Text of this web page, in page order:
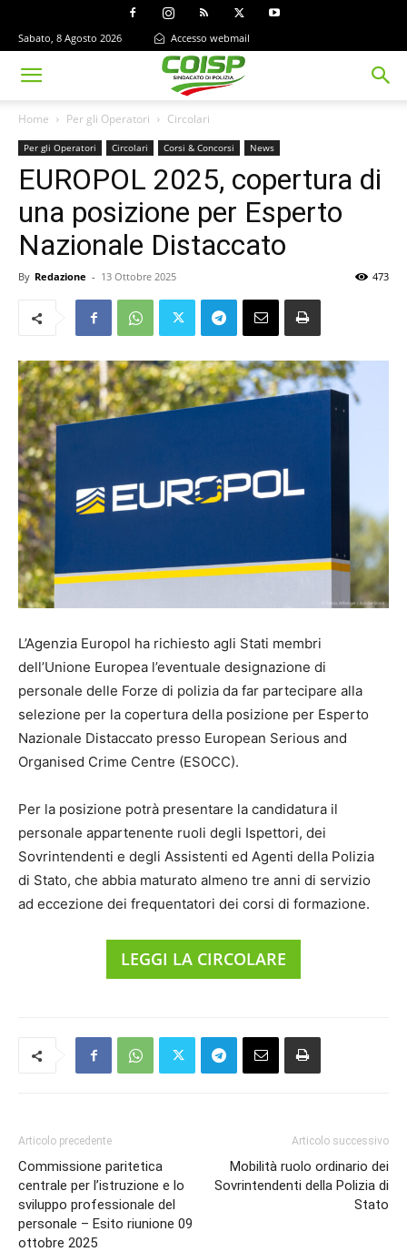
Sabato, 8 Agosto 2026 Accesso webmail
Home Per gli Operatori Circolari
Per gli Operatori Circolari Corsi & Concorsi News
EUROPOL 2025, copertura di
una posizione per Esperto
Nazionale Distaccato
By Redazione - 13 Ottobre 2025 473
L’Agenzia Europol ha richiesto agli Stati membri
dell’Unione Europea l’eventuale designazione di
personale delle Forze di polizia da far partecipare alla
selezione per la copertura della posizione per Esperto
Nazionale Distaccato presso European Serious and
Organised Crime Centre (ESOCC).
Per la posizione potrà presentare la candidatura il
personale appartenente ruoli degli Ispettori, dei
Sovrintendenti e degli Assistenti ed Agenti della Polizia
di Stato, che abbia maturato almeno tre anni di servizio
ad eccezione dei frequentatori dei corsi di formazione.
LEGGI LA CIRCOLARE
Articolo precedente
Commissione paritetica
centrale per l’istruzione e lo
sviluppo professionale del
personale – Esito riunione 09
ottobre 2025
Articolo successivo
Mobilità ruolo ordinario dei
Sovrintendenti della Polizia di
Stato